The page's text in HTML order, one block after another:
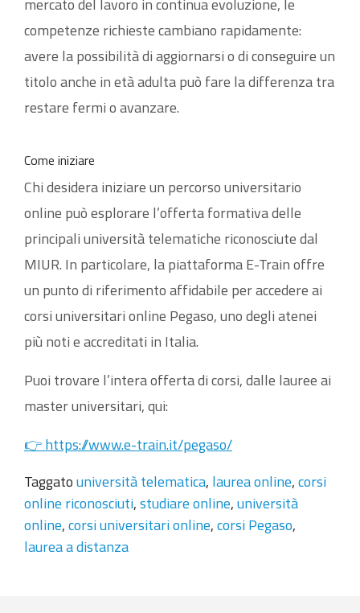
mercato del lavoro in continua evoluzione, le
competenze richieste cambiano rapidamente:
avere la possibilità di aggiornarsi o di conseguire un
titolo anche in età adulta può fare la differenza tra
restare fermi o avanzare.
Come iniziare
Chi desidera iniziare un percorso universitario
online può esplorare l’offerta formativa delle
principali università telematiche riconosciute dal
MIUR. In particolare, la piattaforma E-Train offre
un punto di riferimento affidabile per accedere ai
corsi universitari online Pegaso, uno degli atenei
più noti e accreditati in Italia.
Puoi trovare l’intera offerta di corsi, dalle lauree ai
master universitari, qui:
👉 https://www.e-train.it/pegaso/
Taggatouniversità telematica, laurea online,corsi
online riconosciuti,studiare online,università
online,corsi universitari online,corsi Pegaso,
laurea a distanza